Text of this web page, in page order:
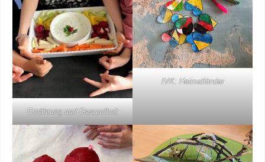
Ernährung und Gesundheit
IVK: Heimatländer